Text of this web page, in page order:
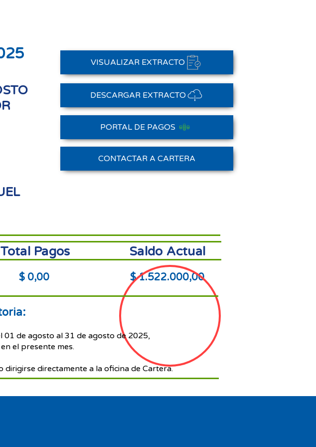
Saldo Anterior
VISUALIZAR EXTRACTO
DESCARGAR EXTRACTO
PORTAL DE PAGOS
CONTACTAR A CARTERA
Total Pagos Saldo Actual
$ 0,00 $ 1.522.000,00
de agosto al 31 de agosto de 2025,
el presente mes.
dirigirse directamente a la oficina de Cartera.